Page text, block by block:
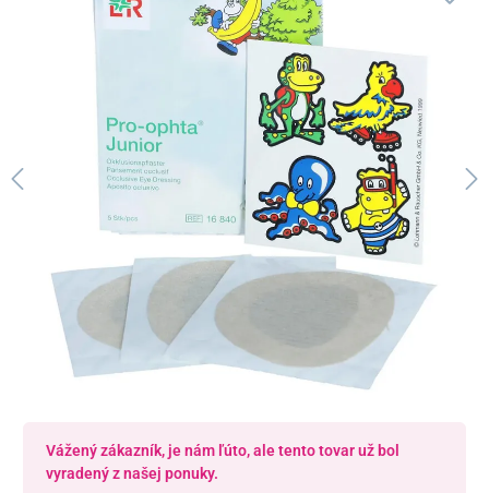
Vážený zákazník, je nám ľúto, ale tento tovar už bol
vyradený z našej ponuky.